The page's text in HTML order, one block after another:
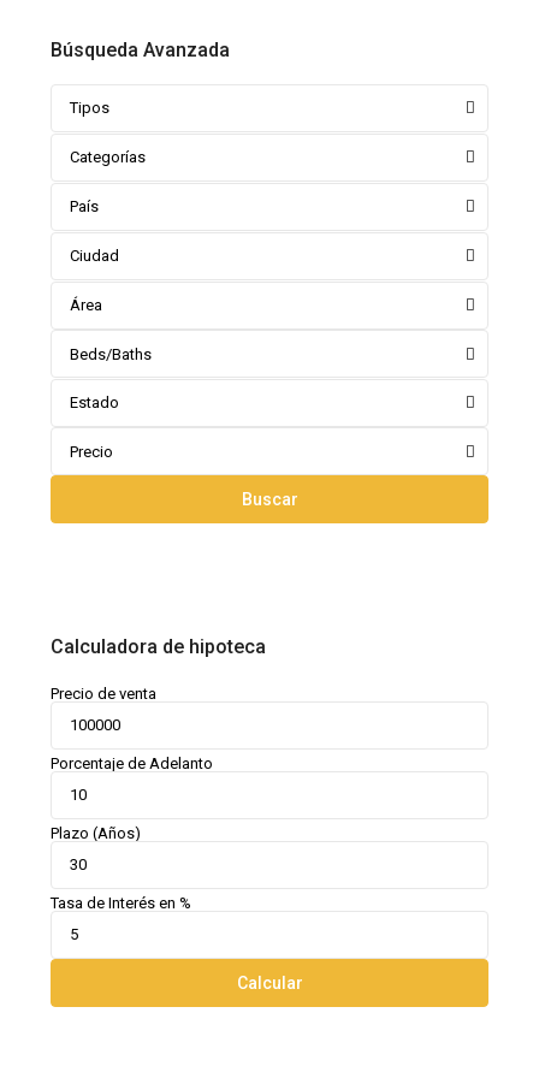
Búsqueda Avanzada
Tipos
Categorías
País
Ciudad
Área
Beds/Baths
Estado
Precio
Buscar
Calculadora de hipoteca
Precio de venta
Porcentaje de Adelanto
Plazo (Años)
Tasa de Interés en %
Calcular